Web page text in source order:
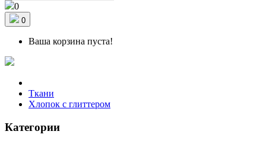
0
0
Ваша корзина пуста!
Ткани
Хлопок с глиттером
Категории